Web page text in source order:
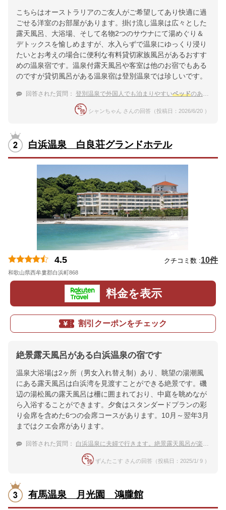
こちらはオーストラリアのご友人がご希望してあり快適に過
ごせる洋室のお部屋があります。掛け流し温泉は広々とした
露天風呂、大浴場、そして名物2つのサウナにて湯めぐり＆
デトックスを愉しめますが、水入らずで温泉にゆっくり浸り
たいとお考えの場合に便利な有料貸切家族風呂があるおすす
めの温泉宿です。温泉付露天風呂や客室は他のお宿でもある
のですが貸切風呂がある温泉宿は登別温泉では珍しいです。
回答された質問： 登別温泉で外国人でも泊まりやすいベッドのある温泉宿を探しています。
シャンちゃん さんの回答（投稿日：2026/6/20 ）
白浜温泉 白良荘グランドホテル
4.5 クチコミ数 :10件
和歌山県西牟婁郡白浜町868
料金を表示
割引クーポンをチェック
絶景露天風呂がある白浜温泉の宿です
温泉大浴場は2ヶ所（男女入れ替え制）あり、眺望の湯潮風
にある露天風呂は白浜湾を見渡すことができる絶景です。磯
辺の湯松風の露天風呂は柵に囲まれており、中庭を眺めなが
ら入浴することができます。夕食はスタンダードプランの彩
り会席を含めた6つの会席コースがあります。10月～翌年3月
まではクエ会席があります。
回答された質問： 白浜温泉に夫婦で行きます。絶景露天風呂が楽しめるホテルタイプの宿はありますか？
ずんたこす さんの回答（投稿日：2025/1/ 9 ）
有馬温泉 月光園 鴻朧館